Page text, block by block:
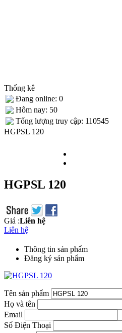
Thống kê
Đang online: 0
Hôm nay: 50
Tống lượng truy cập: 110545
HGPSL 120
HGPSL 120
Giá :Liên hệ
Liên hệ
Thông tin sản phẩm
Đăng ký sản phẩm
Tên sản phẩm
Họ và tên
Email
Số Điện Thoại